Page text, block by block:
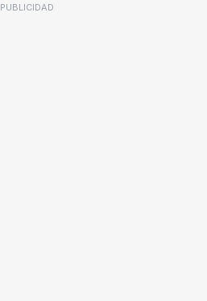
PUBLICIDAD